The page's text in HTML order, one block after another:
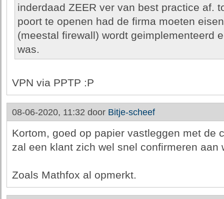
inderdaad ZEER ver van best practice af.
poort te openen had de firma moeten
(meestal firewall) wordt geimplementeerd
was.
VPN via PPTP :P
08-06-2020, 11:32 door Bitje-scheef
Kortom, goed op papier vastleggen met de
zal een klant zich wel snel confirmeren aan
Zoals Mathfox al opmerkt.